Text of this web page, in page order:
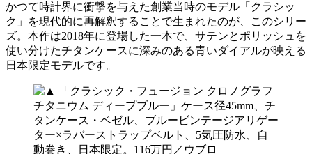
かつて時計界に衝撃を与えた創業当時のモデル「クラシッ
ク」を現代的に再解釈することで生まれたのが、このシリー
ズ。本作は2018年に登場した一本で、サテンとポリッシュを
使い分けたチタンケースに深みのある青いダイアルが映える
日本限定モデルです。